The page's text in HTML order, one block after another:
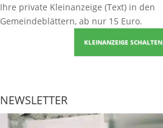
Ihre private Kleinanzeige (Text) in den
Gemeindeblättern, ab nur 15 Euro.
KLEINANZEIGE SCHALTEN
NEWSLETTER